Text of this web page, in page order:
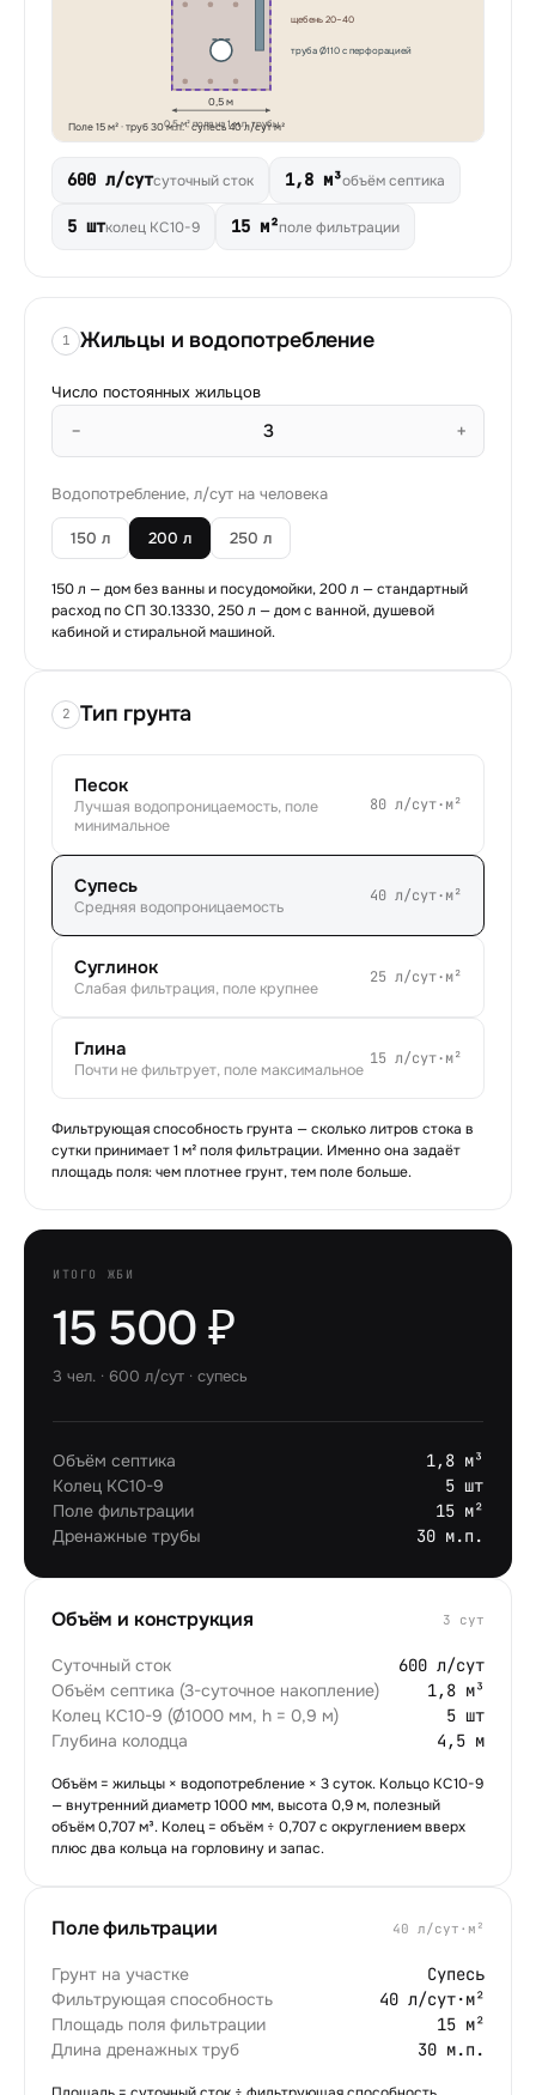
щебень 20–40
труба Ø110 с перфорацией
0,5 м
0,5 м² поля на 1 м.п. трубы
Поле15м² · труб30м.п. · супесь40л/сут·м²
600 л/сутсуточный сток 1,8 м³объём септика
5 штколец КС10-9 15 м²поле фильтрации
1 Жильцы и водопотребление
Число постоянных жильцов
− +
Водопотребление, л/сут на человека
150 л 200 л 250 л
150 л — дом без ванны и посудомойки, 200 л — стандартный
расход по СП 30.13330, 250 л — дом с ванной, душевой
кабиной и стиральной машиной.
2 Тип грунта
Песок
Лучшая водопроницаемость, поле
минимальное
80 л/сут·м²
Супесь
Средняя водопроницаемость
40 л/сут·м²
Суглинок
Слабая фильтрация, поле крупнее
25 л/сут·м²
Глина
Почти не фильтрует, поле максимальное
15 л/сут·м²
Фильтрующая способность грунта — сколько литров стока в
сутки принимает 1 м² поля фильтрации. Именно она задаёт
площадь поля: чем плотнее грунт, тем поле больше.
ИТОГО ЖБИ
15 500 ₽
3 чел. · 600 л/сут · супесь
Объём септика
1,8 м³
Колец КС10-9
5 шт
Поле фильтрации
15 м²
Дренажные трубы
30 м.п.
Объём и конструкция 3 сут
Суточный сток
600 л/сут
Объём септика (3-суточное накопление)
1,8 м³
Колец КС10-9 (Ø1000 мм, h = 0,9 м)
5 шт
Глубина колодца
4,5 м
Объём = жильцы × водопотребление × 3 суток. Кольцо КС10-9
— внутренний диаметр 1000 мм, высота 0,9 м, полезный
объём 0,707 м³. Колец = объём ÷ 0,707 с округлением вверх
плюс два кольца на горловину и запас.
Поле фильтрации 40 л/сут·м²
Грунт на участке
Супесь
Фильтрующая способность
40 л/сут·м²
Площадь поля фильтрации
15 м²
Длина дренажных труб
30 м.п.